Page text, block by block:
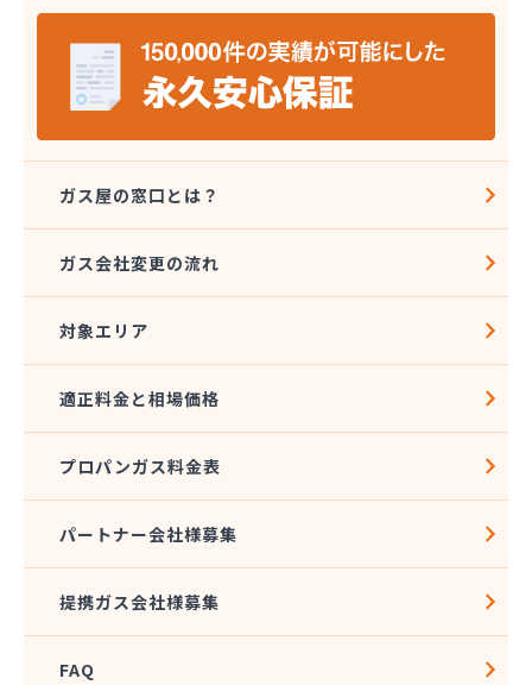
山岡早光商店
四国アストモスガス株式会社松山オートガススタン
四国ガス燃料株式会社 本店
四国ガス燃料株式会社 上浦出張所
四国ガス燃料株式会社 松山営業所
四国ガス燃料株式会社 宇和出張所
四国ガス燃料株式会社 新居浜営業所
四国ガス燃料株式会社 川之江出張所
四国岩谷産業株式会社 新居浜営業所
四国岩谷産業株式会社 LPGセンター・松山工場
四国岩谷産業株式会社 松山支店・松山営業所
四国溶材商事株式会社
寺田ガスセンター
松本燃料店
上浦ガス有限会社
上甲石油店
ガス屋の窓口とは？
ガス会社変更の流れ
対象エリア
適正料金と相場価格
プロパンガス料金表
パートナー会社様募集
提携ガス会社様募集
FAQ